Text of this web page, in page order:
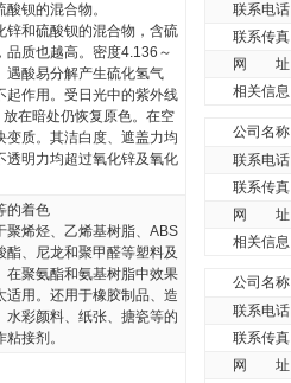
钡的混合物。
锌和硫酸钡的混合物，含硫
品质也越高。密度4.136～
遇酸易分解产生硫化氢气
起作用。受日光中的紫外线
在暗处仍恢复原色。在空
变质。其洁白度、遮盖力均
透明力均超过氧化锌及氧化
的着色
聚烯烃、乙烯基树脂、ABS
、尼龙和聚甲醛等塑料及
在聚氨酯和氨基树脂中效果
适用。还用于橡胶制品、造
水彩颜料、纸张、搪瓷等的
接剂。
联系电话
联系传真
网 址
相关信息
公司名称
联系电话
联系传真
网 址
相关信息
公司名称
联系电话
联系传真
网 址